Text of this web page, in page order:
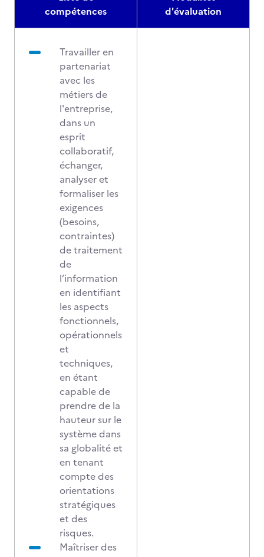
compétences
d'évaluation
Travailler en
partenariat
avec les
métiers de
l'entreprise,
dans un
esprit
collaboratif,
échanger,
analyser et
formaliser les
exigences
(besoins,
contraintes)
de traitement
de
l’information
en identifiant
les aspects
fonctionnels,
opérationnels
et
techniques,
en étant
capable de
prendre de la
hauteur sur le
système dans
sa globalité et
en tenant
compte des
orientations
stratégiques
et des
risques.
Maîtriser des